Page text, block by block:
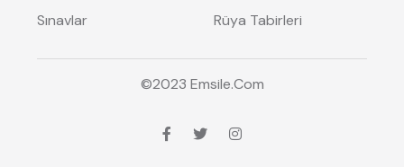
Sınavlar
Rüya Tabirleri
©2023 Emsile.Com